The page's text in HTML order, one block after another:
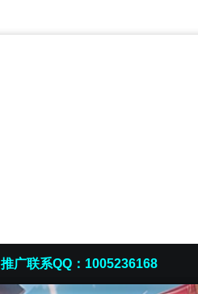
推广联系QQ：1005236168